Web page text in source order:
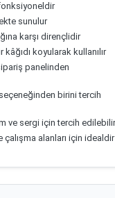
sunulur
karşı dirençlidir
koyularak kullanılır
panelinden
birini tercih
ve sergi için tercih edilebilir
alanları için idealdir